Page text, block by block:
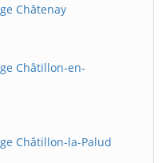
Châtenay
Châtillon-en-
Châtillon-la-Palud